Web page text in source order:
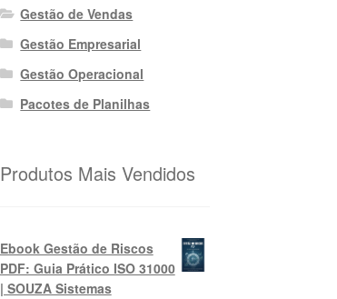
Gestão de Vendas
Gestão Empresarial
Gestão Operacional
Pacotes de Planilhas
Produtos Mais Vendidos
Ebook Gestão de Riscos
PDF: Guia Prático ISO 31000
| SOUZA Sistemas